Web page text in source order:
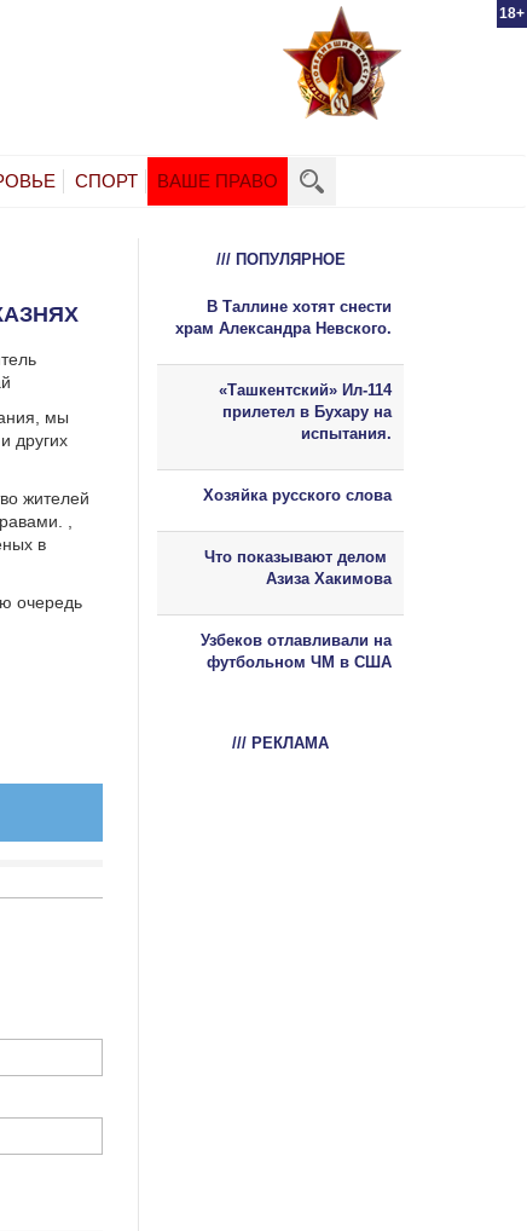
18+
СПОРТ ВАШЕ ПРАВО
мы
других
жителей
,
в
очередь
/// ПОПУЛЯРНОЕ
В Таллине хотят снести
храм Александра Невского.
«Ташкентский» Ил-114
прилетел в Бухару на
испытания.
Хозяйка русского слова
Что показывают делом
Азиза Хакимова
Узбеков отлавливали на
футбольном ЧМ в США
/// РЕКЛАМА